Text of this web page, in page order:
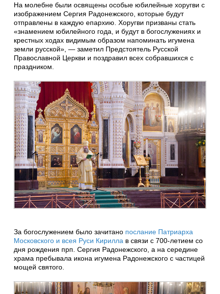
На молебне были освящены особые юбилейные хоругви с
изображением Сергия Радонежского, которые будут
отправлены в каждую епархию. Хоругви призваны стать
«знамением юбилейного года, и будут в богослужениях и
крестных ходах видимым образом напоминать игумена
земли русской», — заметил Предстоятель Русской
Православной Церкви и поздравил всех собравшихся с
праздником.
За богослужением было зачитано послание Патриарха
Московского и всея Руси Кирилла в связи с 700-летием со
дня рождения прп. Сергия Радонежского, а на середине
храма пребывала икона игумена Радонежского с частицей
мощей святого.